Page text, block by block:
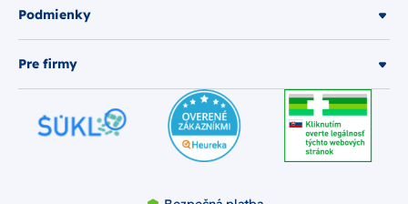
Podmienky
Pre firmy